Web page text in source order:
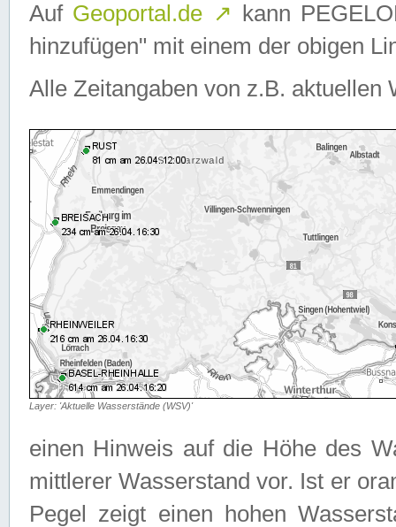
Auf Geoportal.de ↗ kann
hinzufügen" mit einem der obigen
Alle Zeitangaben von z.B. aktuellen
Layer: 'Aktuelle Wasserstände (WSV)'
einen Hinweis auf die Höhe des
mittlerer Wasserstand vor. Ist er
Pegel zeigt einen hohen